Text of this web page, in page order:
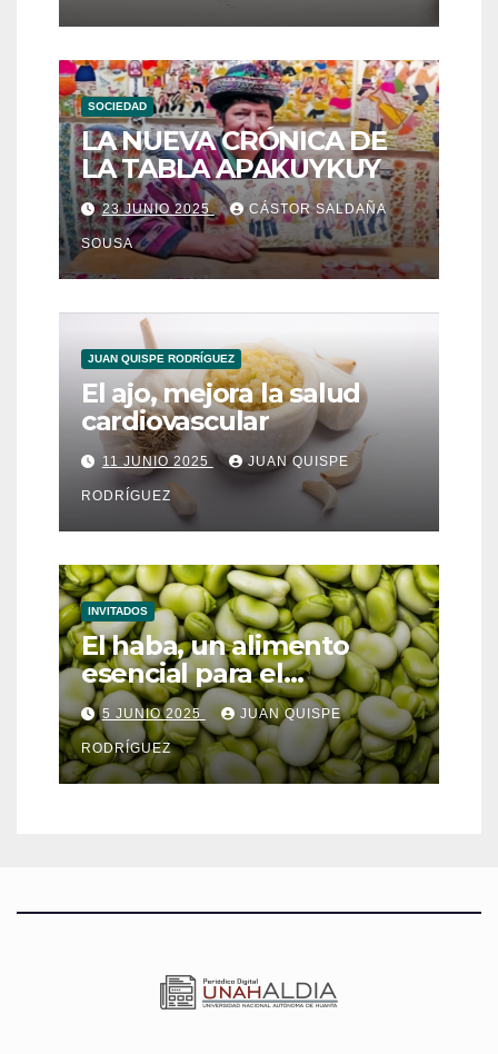
SOCIEDAD
LA NUEVA CRÓNICA DE
LA TABLA APAKUYKUY
23 JUNIO 2025 CÁSTOR SALDAÑA
SOUSA
JUAN QUISPE RODRÍGUEZ
El ajo, mejora la salud
cardiovascular
11 JUNIO 2025 JUAN QUISPE
RODRÍGUEZ
INVITADOS
El haba, un alimento
esencial para el
metabolismo
5 JUNIO 2025 JUAN QUISPE
RODRÍGUEZ